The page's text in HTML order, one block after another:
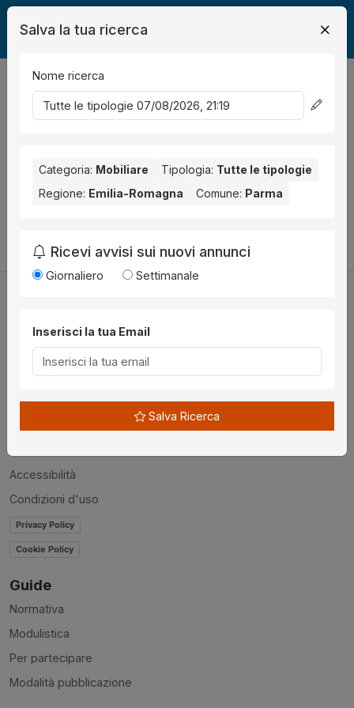
Legalmente Mobili
risultati Ordina per
risultato per la Provincia selezionata:Parma.
Prova a modificare i parametri di ricerca:
Utilità
Chi siamo
Disclaimer
Accessibilità
Condizioni d'uso
Privacy Policy
Cookie Policy
Guide
Normativa
Modulistica
Per partecipare
Modalità pubblicazione
Salva la tua ricerca
Nome ricerca
Categoria: Mobiliare Tipologia: Tutte le tipologie
Regione: Emilia-Romagna Comune: Parma
Ricevi avvisi sui nuovi annunci
Giornaliero Settimanale
Inserisci la tua Email
Salva Ricerca